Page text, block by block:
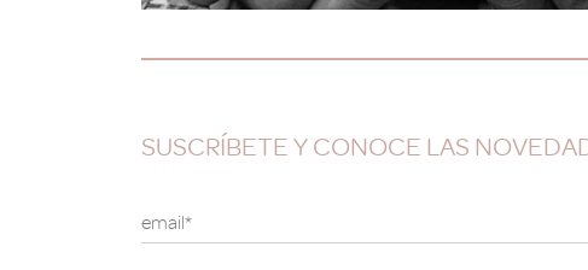
SUSCRÍBETE Y CONOCE LAS
email*